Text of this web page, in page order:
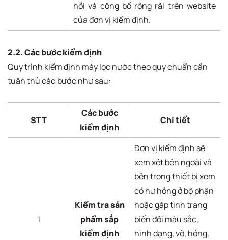
hồi và công bố rộng rãi trên website
của đơn vị kiểm định.
2.2. Các bước kiểm định
Quy trình kiểm định máy lọc nước theo quy chuẩn cần
tuân thủ các bước như sau:
STT
Các bước
kiểm định
Chi tiết
1
Kiểm tra sản
phẩm sắp
kiểm định
Đơn vị kiểm định sẽ
xem xét bên ngoài và
bên trong thiết bị xem
có hư hỏng ở bộ phận
hoặc gặp tình trạng
biến đổi màu sắc,
hình dạng, vỡ, hỏng,